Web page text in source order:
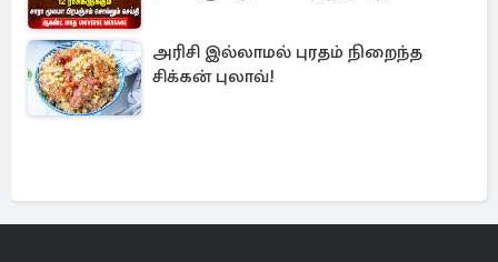
அரிசி இல்லாமல் புரதம் நிறைந்த
சிக்கன் புலாவ்!